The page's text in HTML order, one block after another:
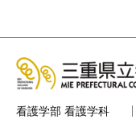
看護学部 看護学科